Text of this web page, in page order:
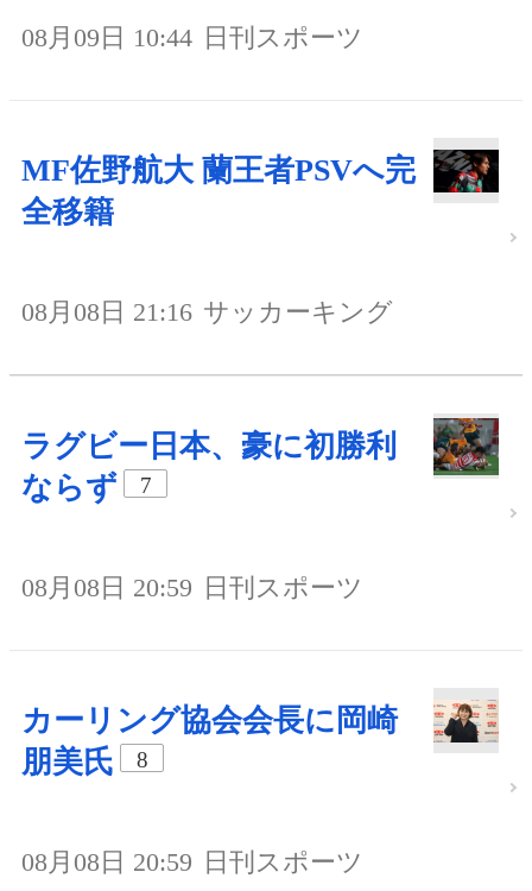
08月09日 10:44 日刊スポーツ
MF佐野航大 蘭王者PSVへ完
全移籍
08月08日 21:16 サッカーキング
ラグビー日本、豪に初勝利
ならず
7
08月08日 20:59 日刊スポーツ
カーリング協会会長に岡崎
朋美氏
8
08月08日 20:59 日刊スポーツ